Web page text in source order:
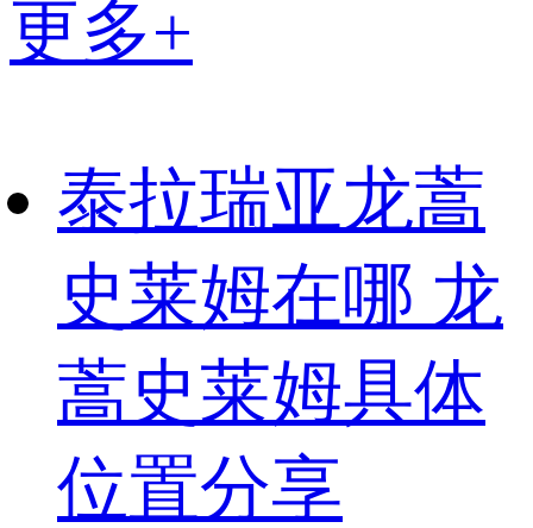
更多+
泰拉瑞亚龙蒿
史莱姆在哪 龙
蒿史莱姆具体
位置分享